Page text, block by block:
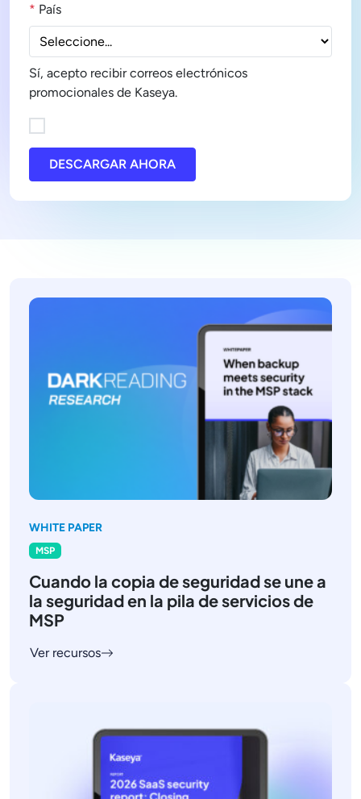
* País
Sí, acepto recibir correos electrónicos
promocionales de Kaseya.
DESCARGAR AHORA
WHITE PAPER
MSP
Cuando la copia de seguridad se une a
la seguridad en la pila de servicios de
MSP
Ver recursos